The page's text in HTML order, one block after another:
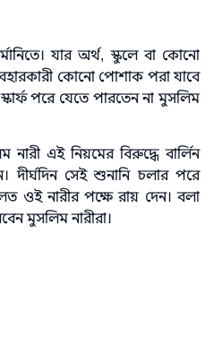
যার অর্থ, স্কুলে বা কোনো
কোনো পোশাক পরা যাবে
পরে যেতে পারতেন না মুসলিম
নারী এই নিয়মের বিরুদ্ধে বার্লিন
সেই শুনানি চলার পরে
ওই নারীর পক্ষে রায় দেন। বলা
মুসলিম নারীরা।